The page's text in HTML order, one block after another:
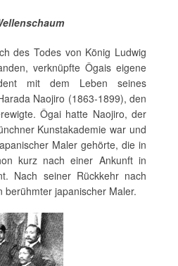
des Todes von König Ludwig
verknüpfte Ôgais eigene
mit dem Leben seines
Naojiro (1863-1899), den
Ôgai hatte Naojiro, der
Kunstakademie war und
Maler gehörte, die in
kurz nach einer Ankunft in
Nach seiner Rückkehr nach
berühmter japanischer Maler.